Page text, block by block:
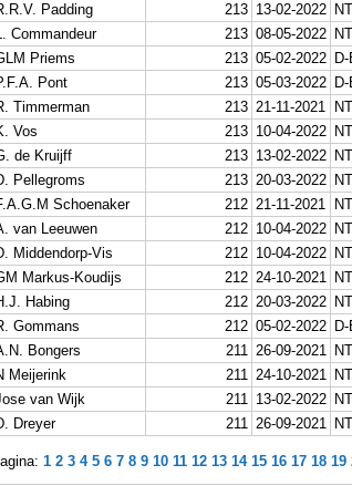
Padding
213 13-02-2022
Commandeur
213 08-05-2022
Priems
213 05-02-2022
Pont
213 05-03-2022
Timmerman
213 21-11-2021
Vos
213 10-04-2022
de Kruijff
213 13-02-2022
Pellegroms
213 20-03-2022
Schoenaker
212 21-11-2021
van Leeuwen
212 10-04-2022
Middendorp-Vis
212 10-04-2022
Markus-Koudijs
212 24-10-2021
Habing
212 20-03-2022
Gommans
212 05-02-2022
Bongers
211 26-09-2021
Meijerink
211 24-10-2021
van Wijk
211 13-02-2022
Dreyer
211 26-09-2021
1 2 3 4 5 6 7 8 9 10 11 12 13 14 15 16 17 18 19